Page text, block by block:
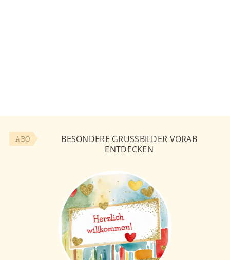
ABO
BESONDERE GRUSSBILDER VORAB E
NTDECKEN